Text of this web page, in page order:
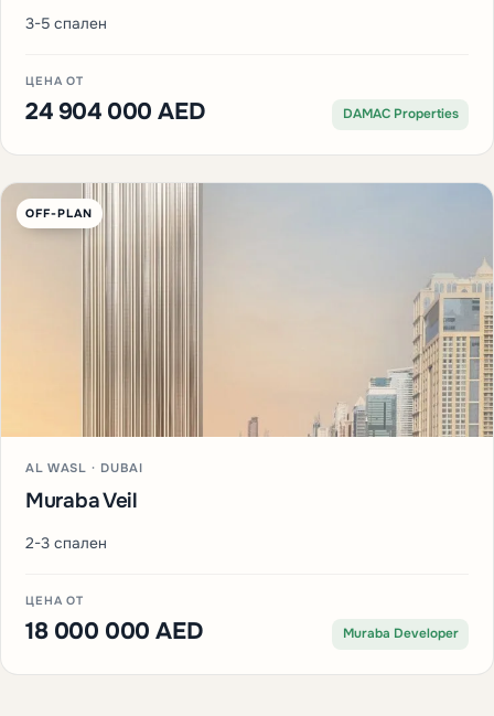
3-5 спален
ЦЕНА ОТ
24 904 000 AED DAMAC Properties
OFF-PLAN
AL WASL · DUBAI
Muraba Veil
2-3 спален
ЦЕНА ОТ
18 000 000 AED Muraba Developer